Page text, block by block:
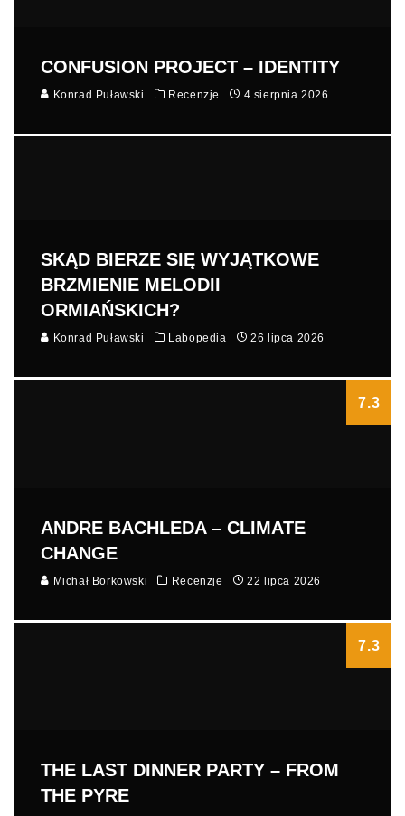
CONFUSION PROJECT – IDENTITY
Konrad Puławski Recenzje 4 sierpnia 2026
SKĄD BIERZE SIĘ WYJĄTKOWE
BRZMIENIE MELODII
ORMIAŃSKICH?
Konrad Puławski Labopedia 26 lipca 2026
7.3
ANDRE BACHLEDA – CLIMATE
CHANGE
Michał Borkowski Recenzje 22 lipca 2026
7.3
THE LAST DINNER PARTY – FROM
THE PYRE